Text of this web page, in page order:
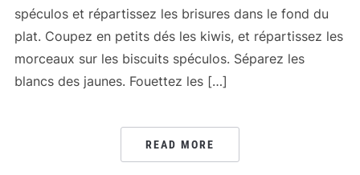
spéculos et répartissez les brisures dans le fond du
plat. Coupez en petits dés les kiwis, et répartissez les
morceaux sur les biscuits spéculos. Séparez les
blancs des jaunes. Fouettez les […]
READ MORE